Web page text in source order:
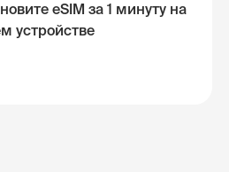
eSIM за 1 минуту на
устройстве